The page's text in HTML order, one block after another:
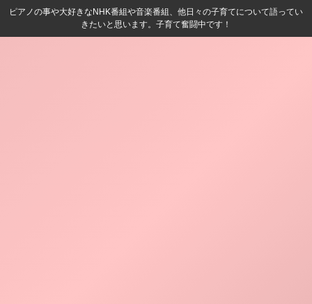
ピアノの事や大好きなNHK番組や音楽番組、他日々の子育てについて語ってい
きたいと思います。子育て奮闘中です！